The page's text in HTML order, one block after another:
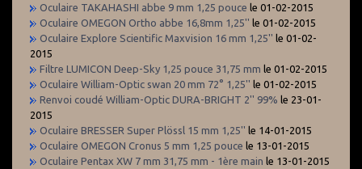
Oculaire TAKAHASHI abbe 9 mm 1,25 pouce le 01-02-2015
Oculaire OMEGON Ortho abbe 16,8mm 1,25'' le 01-02-2015
Oculaire Explore Scientific Maxvision 16 mm 1,25'' le 01-02-
2015
Filtre LUMICON Deep-Sky 1,25 pouce 31,75 mm le 01-02-2015
Oculaire William-Optic swan 20 mm 72° 1,25'' le 01-02-2015
Renvoi coudé William-Optic DURA-BRIGHT 2'' 99% le 23-01-
2015
Oculaire BRESSER Super Plössl 15 mm 1,25'' le 14-01-2015
Oculaire OMEGON Cronus 5 mm 1,25 pouce le 13-01-2015
Oculaire Pentax XW 7 mm 31,75 mm - 1ère main le 13-01-2015